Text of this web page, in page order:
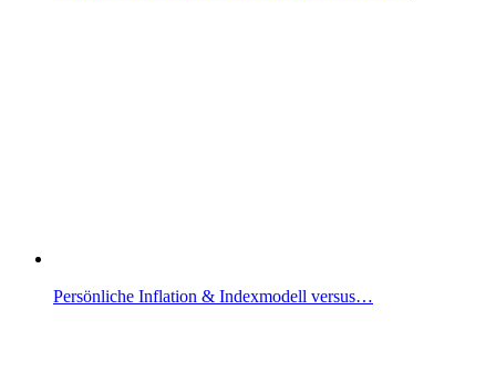
Persönliche Inflation & Indexmodell versus…